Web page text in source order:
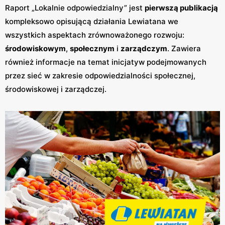
Raport „Lokalnie odpowiedzialny” jest pierwszą publikacją
kompleksowo opisującą działania Lewiatana we
wszystkich aspektach zrównoważonego rozwoju:
środowiskowym, społecznym i zarządczym. Zawiera
również informacje na temat inicjatyw podejmowanych
przez sieć w zakresie odpowiedzialności społecznej,
środowiskowej i zarządczej.